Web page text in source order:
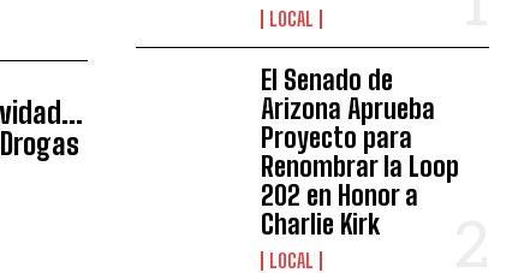
LOCAL
El Senado de
Arizona Aprueba
Proyecto para
Renombrar la Loop
202 en Honor a
Charlie Kirk
LOCAL